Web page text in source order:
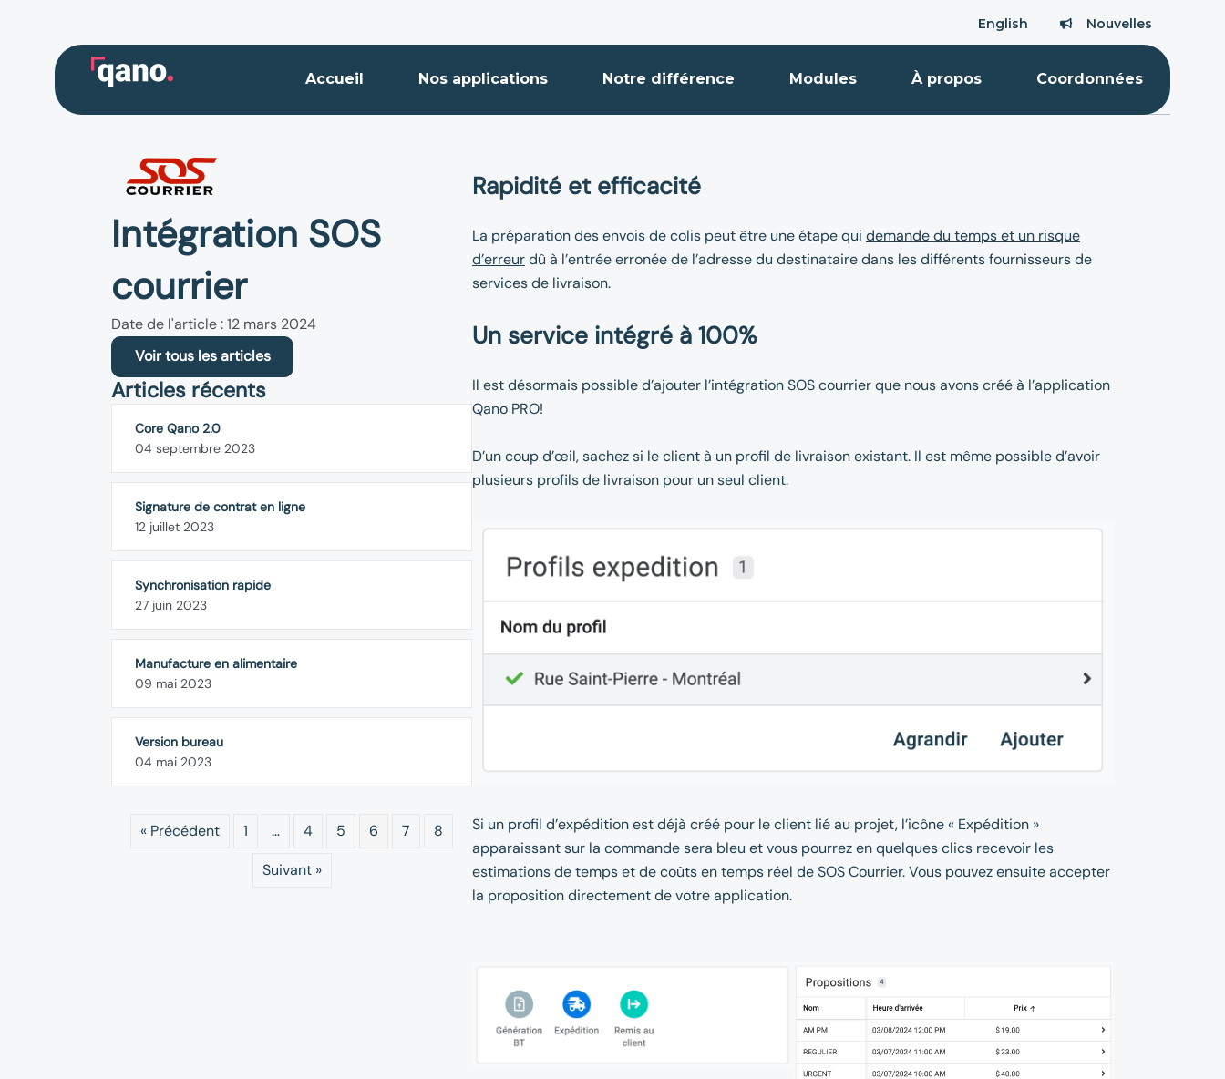
English Nouvelles
Nouvelles
Accueil Nos applications Notre différence Modules À propos Coordonnées
Intégration SOS
courrier
Date de l'article : 12 mars 2024
Voir tous les articles
Articles récents
Core Qano 2.0
04 septembre 2023
Signature de contrat en ligne
12 juillet 2023
Synchronisation rapide
27 juin 2023
Manufacture en alimentaire
09 mai 2023
Version bureau
04 mai 2023
« Précédent 1 … 4 5 6 7 8
Suivant »
Rapidité et efficacité
La préparation des envois de colis peut être une étape qui demande du temps et un risque
d’erreurdû à l’entrée erronée de l’adresse du destinataire dans les différents fournisseurs de
services de livraison.
Un service intégré à 100%
Il est désormais possible d’ajouter l’intégration SOS courrier que nous avons créé à l’application
Qano PRO!
D’un coup d’œil, sachez si le client à un profil de livraison existant. Il est même possible d’avoir
plusieurs profils de livraison pour un seul client.
Si un profil d’expédition est déjà créé pour le client lié au projet, l’icône « Expédition »
apparaissant sur la commande sera bleu et vous pourrez en quelques clics recevoir les
estimations de temps et de coûts en temps réel de SOS Courrier. Vous pouvez ensuite accepter
la proposition directement de votre application.